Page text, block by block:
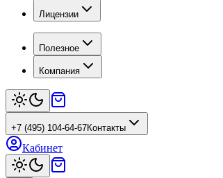
Лицензии
Полезное
Компания
+7 (495) 104-64-67Контакты
Кабинет